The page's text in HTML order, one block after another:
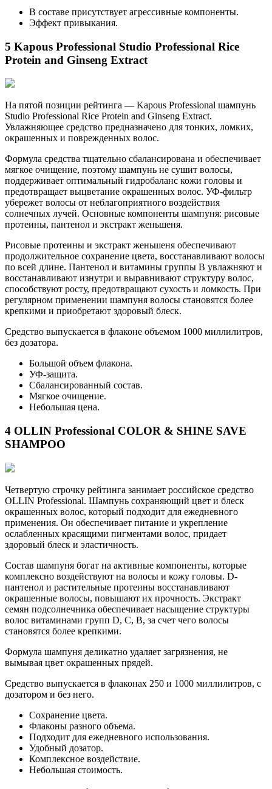
В составе присутствует агрессивные компоненты.
Эффект привыкания.
5 Kapous Professional Studio Professional Rice
Protein and Ginseng Extract
На пятой позиции рейтинга — Kapous Professional шампунь
Studio Professional Rice Protein and Ginseng Extract.
Увлажняющее средство предназначено для тонких, ломких,
окрашенных и поврежденных волос.
Формула средства тщательно сбалансирована и обеспечивает
мягкое очищение, поэтому шампунь не сушит волосы,
поддерживает оптимальный гидробаланс кожи головы и
предотвращает выцветание окрашенных волос. УФ-фильтр
убережет волосы от неблагоприятного воздействия
солнечных лучей. Основные компоненты шампуня: рисовые
протеины, пантенол и экстракт женьшеня.
Рисовые протеины и экстракт женьшеня обеспечивают
продолжительное сохранение цвета, восстанавливают волосы
по всей длине. Пантенол и витамины группы В увлажняют и
восстанавливают изнутри и выравнивают структуру волос,
способствуют росту, предотвращают сухость и ломкость. При
регулярном применении шампуня волосы становятся более
крепкими и приобретают здоровый блеск.
Средство выпускается в флаконе объемом 1000 миллилитров,
без дозатора.
Большой объем флакона.
УФ-защита.
Сбалансированный состав.
Мягкое очищение.
Небольшая цена.
4 OLLIN Professional COLOR & SHINE SAVE
SHAMPOO
Четвертую строчку рейтинга занимает российское средство
OLLIN Professional. Шампунь сохраняющий цвет и блеск
окрашенных волос, который подходит для ежедневного
применения. Он обеспечивает питание и укрепление
ослабленных красящими пигментами волос, придает
здоровый блеск и эластичность.
Состав шампуня богат на активные компоненты, которые
комплексно воздействуют на волосы и кожу головы. D-
пантенол и растительные протеины восстанавливают
окрашенные волосы, повышают их прочность. Экстракт
семян подсолнечника обеспечивает насыщение структуры
волос витаминами групп D, C, В, за счет чего волосы
становятся более крепкими.
Формула шампуня деликатно удаляет загрязнения, не
вымывая цвет окрашенных прядей.
Средство выпускается в флаконах 250 и 1000 миллилитров, с
дозатором и без него.
Сохранение цвета.
Флаконы разного объема.
Подходит для ежедневного использования.
Удобный дозатор.
Комплексное воздействие.
Небольшая стоимость.